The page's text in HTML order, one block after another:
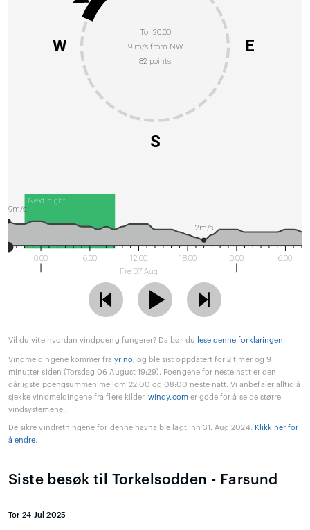
Tor 20:00
9 m/s from NW
82 points
E
S
W
Next night
0:00 6:00
12:00
Fre 07 Aug
18:00 0:00 6:00
9m/s
2m/s
Vil du vite hvordan vindpoeng fungerer? Da bør du lese denne forklaringen.
Vindmeldingene kommer frayr.no, og ble sist oppdatert for 2 timer og 9
minutter siden (Torsdag 06 August 19:29). Poengene for neste natt er den
dårligste poengsummen mellom 22:00 og 08:00 neste natt. Vi anbefaler alltid å
sjekke vindmeldingene fra flere kilder.windy.comer gode for å se de større
vindsystemene..
De sikre vindretningene for denne havna ble lagt inn 31. Aug 2024. Klikk her for
å endre.
Siste besøk til Torkelsodden - Farsund
Tor 24 Jul 2025